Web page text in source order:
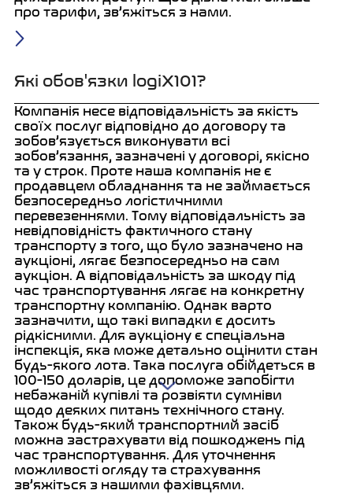
про тарифи, зв’яжіться з нами.
Які обов'язки logiX101?
Компанія несе відповідальність за якість
своїх послуг відповідно до договору та
зобов’язується виконувати всі
зобов’язання, зазначені у договорі, якісно
та у строк. Проте наша компанія не є
продавцем обладнання та не займається
безпосередньо логістичними
перевезеннями. Тому відповідальність за
невідповідність фактичного стану
транспорту з того, що було зазначено на
аукціоні, лягає безпосередньо на сам
аукціон. А відповідальність за шкоду під
час транспортування лягає на конкретну
транспортну компанію. Однак варто
зазначити, що такі випадки є досить
рідкісними. Для аукціону є спеціальна
інспекція, яка може детально оцінити стан
будь-якого лота. Така послуга обійдеться в
100-150 доларів, це допоможе запобігти
небажаній купівлі та розвіяти сумніви
щодо деяких питань технічного стану.
Також будь-який транспортний засіб
можна застрахувати від пошкоджень під
час транспортування. Для уточнення
можливості огляду та страхування
зв’яжіться з нашими фахівцями.